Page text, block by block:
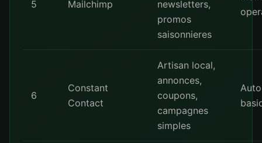
5 Mailchimp
newsletters,
promos
saisonnieres
6
Constant
Contact
Artisan local,
annonces,
coupons,
campagnes
simples